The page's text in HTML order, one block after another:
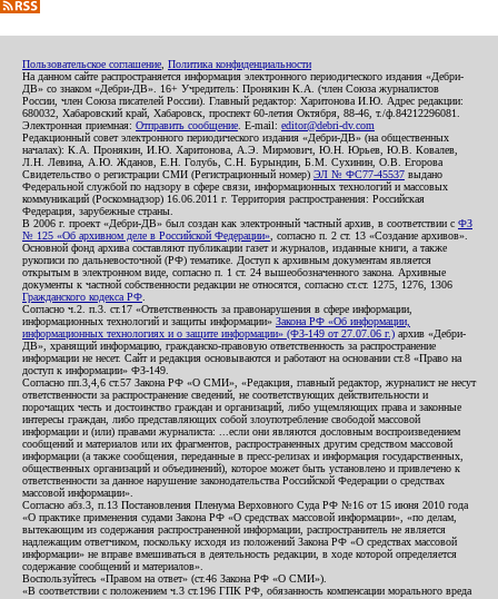
Пользовательское соглашение Политика конфиденциальности
На данном сайте распространяется информация электронного периодического издания «Дебри-
ДВ» со знаком «Дебри-ДВ». 16+ Учредитель: Пронякин К.А. (член Союза журналистов
России, член Союза писателей России). Главный редактор: Харитонова И.Ю. Адрес редакции:
680032, Хабаровский край, Хабаровск, проспект 60-летия Октября, 88-46, т./ф.84212296081.
Электронная приемная: Отправить сообщение . E-mail: editor@debri-dv.com
Редакционный совет электронного периодического издания «Дебри-ДВ» (на общественных
началах): К.А. Пронякин, И.Ю. Харитонова, А.Э. Мирмович, Ю.Н. Юрьев, Ю.В. Ковалев,
Л.Н. Левина, А.Ю. Жданов, Е.Н. Голубь, С.Н. Бурындин, Б.М. Сухинин, О.В. Егорова
Свидетельство о регистрации СМИ (Регистрационный номер) ЭЛ № ФС77-45537 выдано
Федеральной службой по надзору в сфере связи, информационных технологий и массовых
коммуникаций (Роскомнадзор) 16.06.2011 г. Территория распространения: Российская
Федерация, зарубежные страны.
В 2006 г. проект «Дебри-ДВ» был создан как электронный частный архив, в соответствии с ФЗ
№ 125 «Об архивном деле в Российской Федерации» , согласно п. 2 ст. 13 «Создание архивов».
Основной фонд архива составляют публикации газет и журналов, изданные книги, а также
рукописи по дальневосточной (РФ) тематике. Доступ к архивным документам является
открытым в электронном виде, согласно п. 1 ст. 24 вышеобозначенного закона. Архивные
документы к частной собственности редакции не относятся, согласно ст.ст. 1275, 1276, 1306
Гражданского кодекса РФ
Согласно ч.2. п.3. ст.17 «Ответственность за правонарушения в сфере информации,
информационных технологий и защиты информации» Закона РФ «Об информации,
информационных технологиях и о защите информации» (ФЗ-149 от 27.07.06 г.) архив «Дебри-
ДВ», хранящий информацию, гражданско-правовую ответственность за распространение
информации не несет. Сайт и редакция основываются и работают на основании ст.8 «Право на
доступ к информации» ФЗ-149.
Согласно пп.3,4,6 ст.57 Закона РФ «О СМИ», «Редакция, главный редактор, журналист не несут
ответственности за распространение сведений, не соответствующих действительности и
порочащих честь и достоинство граждан и организаций, либо ущемляющих права и законные
интересы граждан, либо представляющих собой злоупотребление свободой массовой
информации и (или) правами журналиста: ...если они являются дословным воспроизведением
сообщений и материалов или их фрагментов, распространенных другим средством массовой
информации (а также сообщения, переданные в пресс-релизах и информация государственных,
общественных организаций и объединений), которое может быть установлено и привлечено к
ответственности за данное нарушение законодательства Российской Федерации о средствах
массовой информации».
Согласно абз.3, п.13 Постановления Пленума Верховного Суда РФ №16 от 15 июня 2010 года
«О практике применения судами Закона РФ «О средствах массовой информации», «по делам,
вытекающим из содержания распространенной информации, распространитель не является
надлежащим ответчиком, поскольку исходя из положений Закона РФ «О средствах массовой
информации» не вправе вмешиваться в деятельность редакции, в ходе которой определяется
содержание сообщений и материалов».
Воспользуйтесь «Правом на ответ» (ст.46 Закона РФ «О СМИ»).
«В соответствии с положением ч.3 ст.196 ГПК РФ, обязанность компенсации морального вреда